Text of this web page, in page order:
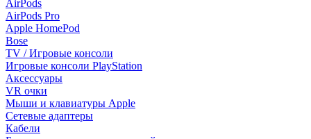
AirPods
AirPods Pro
Apple HomePod
Bose
TV / Игровые консоли
Игровые консоли PlayStation
Аксессуары
VR очки
Мыши и клавиатуры Apple
Сетевые адаптеры
Кабели